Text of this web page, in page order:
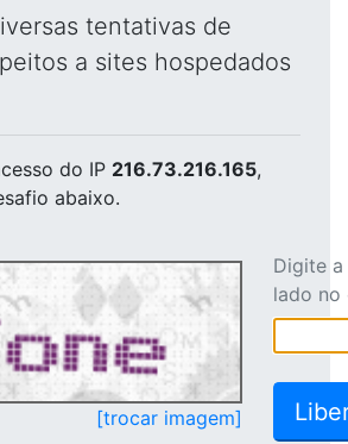
tentativas de
a sites hospedados
do IP 216.73.216.165,
abaixo.
[trocar imagem]
Digite
lado no